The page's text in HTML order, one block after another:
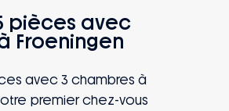
pensée pour un premier
durable, avec des
pièces avec
Froeningen
avec 3 chambres à
premier chez-vous